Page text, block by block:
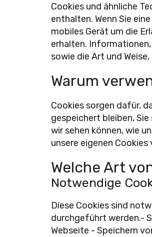
Cookies und ähnliche
enthalten. Wenn Sie
mobiles Gerät um die
erhalten.
sowie die Art und
Warum
Cookies sorgen dafür,
gespeichert bleiben,
wir sehen können, wie
unsere eigenen
Welche Art
Notwendige
Diese Cookies sind
durchgeführt werden.-
Webseite - Speichern